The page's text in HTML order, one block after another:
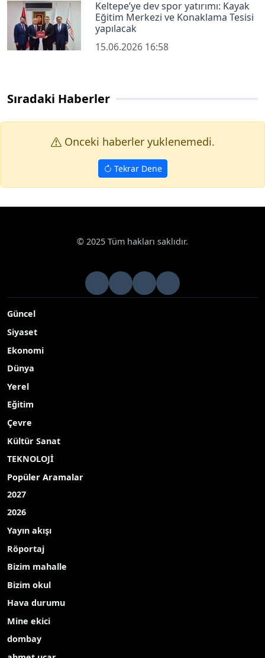
Keltepe’ye dev spor yatırımı: Kayak
Eğitim Merkezi ve Konaklama Tesisi
yapılacak
15.06.2026 16:58
Sıradaki Haberler
Onceki haberler yuklenemedi.
Tekrar Dene
© 2025 Tüm hakları saklıdır.
Güncel
Siyaset
Ekonomi
Dünya
Yerel
Eğitim
Çevre
Kültür Sanat
TEKNOLOJİ
Popüler Aramalar
2027
2026
Yayın akışı
Röportaj
Bizim mahalle
Bizim okul
Hava durumu
Mine ekici
dombay